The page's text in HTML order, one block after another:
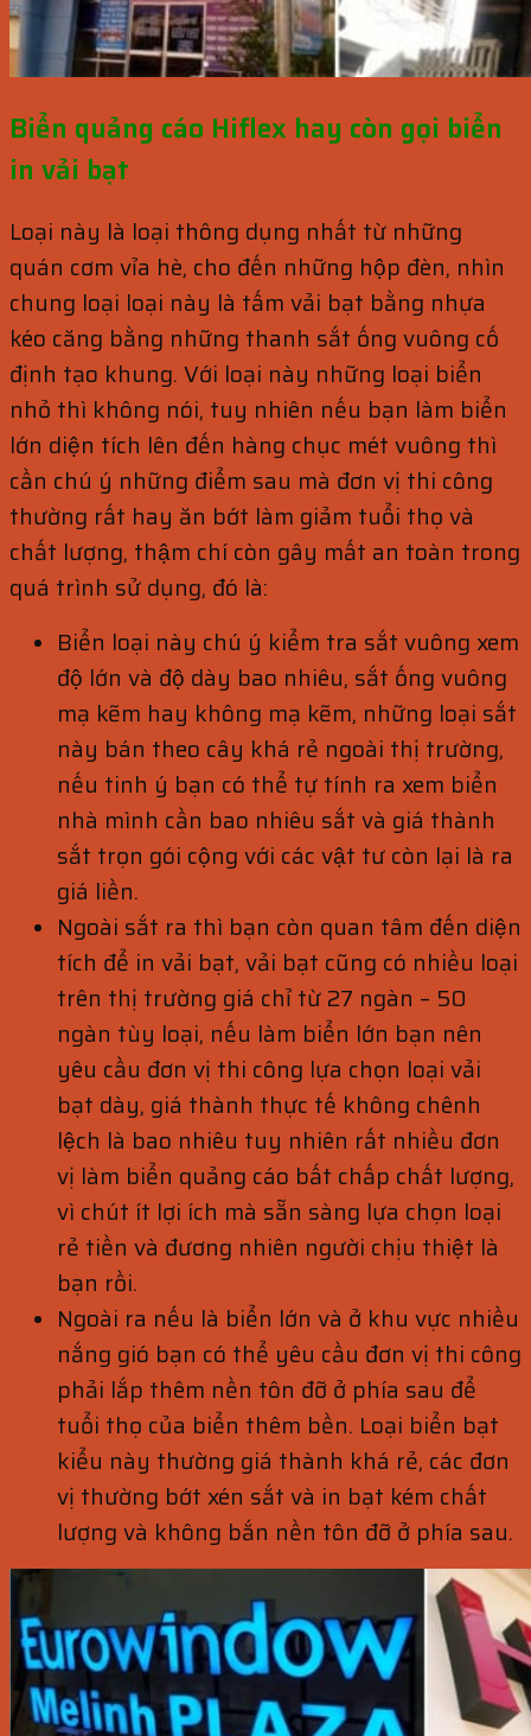
Biển quảng cáo Hiflex hay còn gọi biển
in vải bạt
Loại này là loại thông dụng nhất từ những
quán cơm vỉa hè, cho đến những hộp đèn, nhìn
chung loại loại này là tấm vải bạt bằng nhựa
kéo căng bằng những thanh sắt ống vuông cố
định tạo khung. Với loại này những loại biển
nhỏ thì không nói, tuy nhiên nếu bạn làm biển
lớn diện tích lên đến hàng chục mét vuông thì
cần chú ý những điểm sau mà đơn vị thi công
thường rất hay ăn bớt làm giảm tuổi thọ và
chất lượng, thậm chí còn gây mất an toàn trong
quá trình sử dụng, đó là:
Biển loại này chú ý kiểm tra sắt vuông xem
độ lớn và độ dày bao nhiêu, sắt ống vuông
mạ kẽm hay không mạ kẽm, những loại sắt
này bán theo cây khá rẻ ngoài thị trường,
nếu tinh ý bạn có thể tự tính ra xem biển
nhà mình cần bao nhiêu sắt và giá thành
sắt trọn gói cộng với các vật tư còn lại là ra
giá liền.
Ngoài sắt ra thì bạn còn quan tâm đến diện
tích để in vải bạt, vải bạt cũng có nhiều loại
trên thị trường giá chỉ từ 27 ngàn – 50
ngàn tùy loại, nếu làm biển lớn bạn nên
yêu cầu đơn vị thi công lựa chọn loại vải
bạt dày, giá thành thực tế không chênh
lệch là bao nhiêu tuy nhiên rất nhiều đơn
vị làm biển quảng cáo bất chấp chất lượng,
vì chút ít lợi ích mà sẵn sàng lựa chọn loại
rẻ tiền và đương nhiên người chịu thiệt là
bạn rồi.
Ngoài ra nếu là biển lớn và ở khu vực nhiều
nắng gió bạn có thể yêu cầu đơn vị thi công
phải lắp thêm nền tôn đỡ ở phía sau để
tuổi thọ của biển thêm bền. Loại biển bạt
kiểu này thường giá thành khá rẻ, các đơn
vị thường bớt xén sắt và in bạt kém chất
lượng và không bắn nền tôn đỡ ở phía sau.